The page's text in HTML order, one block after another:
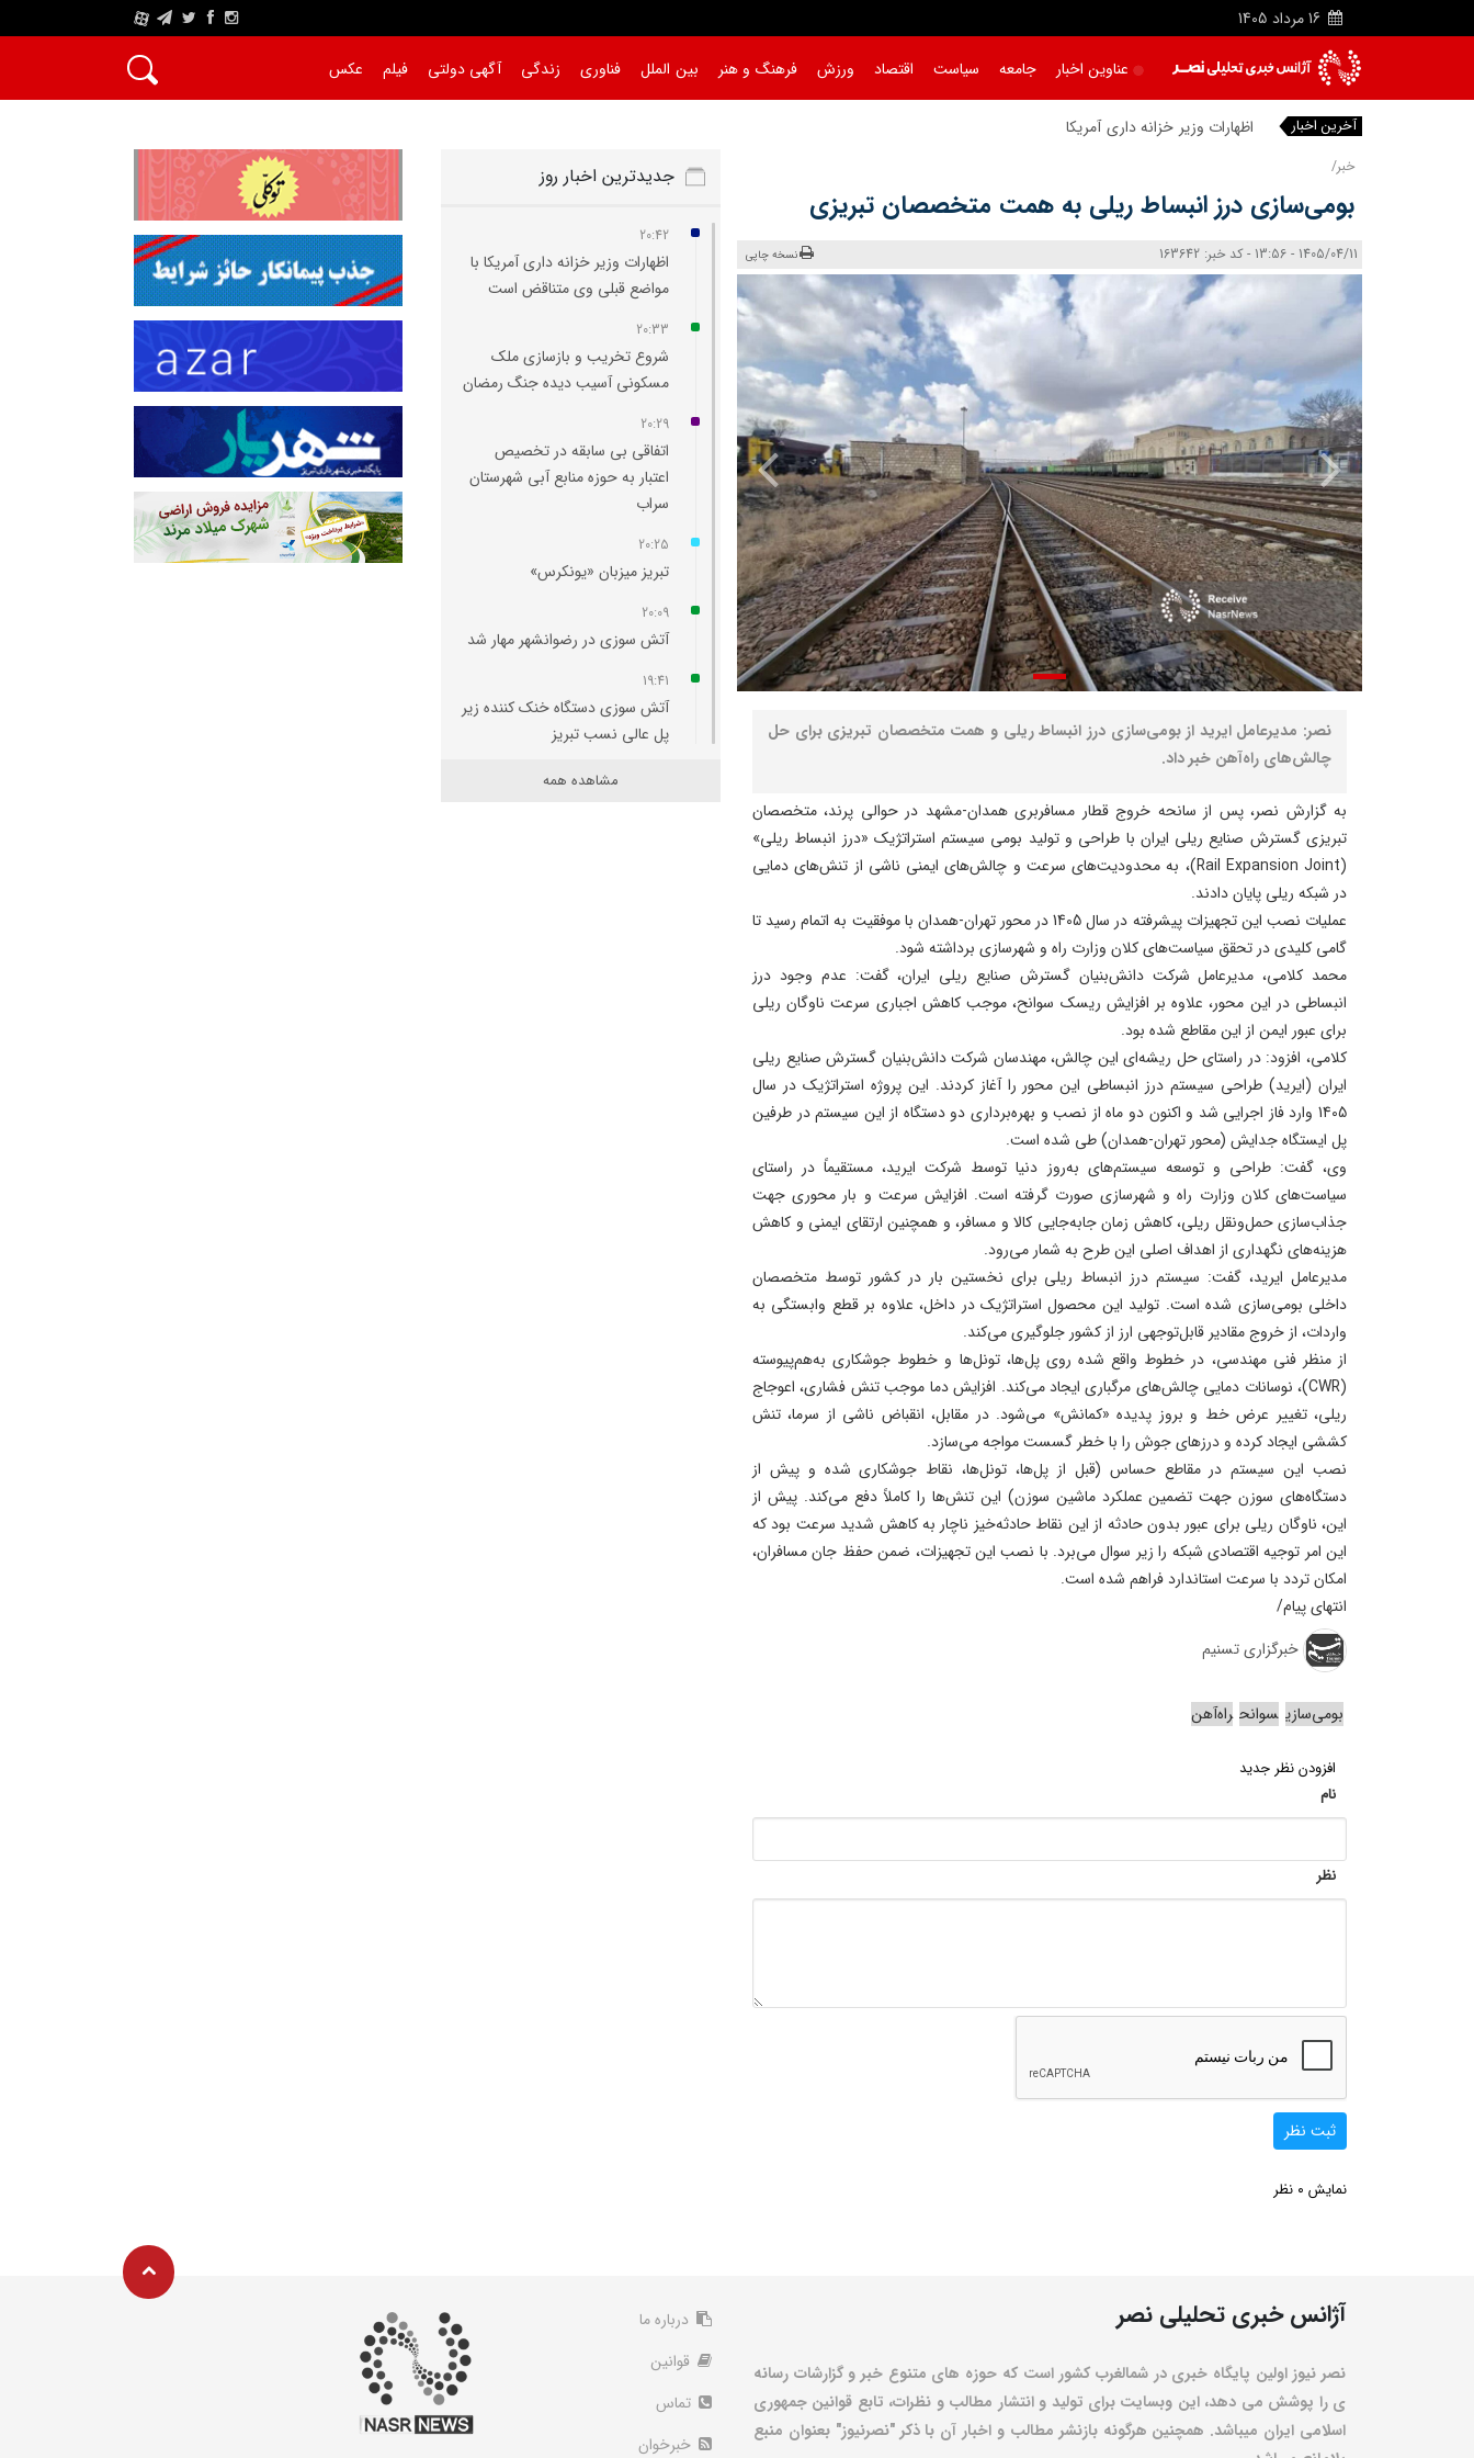
16 مرداد 1405
A
عناوین اخبار جامعه سیاست اقتصاد ورزش فرهنگ و هنر بین الملل فناوری زندگی آگهی دولتی فیلم عکس
آخرین اخبار اظهارات وزیر خزانه‌ داری آمریکا با مواضع قبل
خبر/
بومی‌سازی درز انبساط ریلی به همت متخصصان تبریزی
1405/04/11 - 13:56 - کد خبر: 163642 نسخه چاپی
نصر: مدیرعامل ایرید از بومی‌سازی درز انبساط ریلی و همت متخصصان تبریزی برای حل
چالش‌های راه‌آهن خبر داد.
به گزارش نصر، پس از سانحه خروج قطار مسافربری همدان-مشهد در حوالی پرند، متخصصان
تبریزی گسترش صنایع ریلی ایران با طراحی و تولید بومی سیستم استراتژیک «درز انبساط ریلی»
(Rail Expansion Joint)، به محدودیت‌های سرعت و چالش‌های ایمنی ناشی از تنش‌های دمایی
در شبکه ریلی پایان دادند.
عملیات نصب این تجهیزات پیشرفته در سال 1405 در محور تهران-همدان با موفقیت به اتمام رسید تا
گامی کلیدی در تحقق سیاست‌های کلان وزارت راه و شهرسازی برداشته شود.
محمد ‌کلامی، مدیرعامل شرکت دانش‌بنیان گسترش صنایع ریلی ایران، گفت: عدم وجود درز
انبساطی در این محور، علاوه بر افزایش ریسک سوانح، موجب کاهش اجباری سرعت ناوگان ریلی
برای عبور ایمن از این مقاطع شده بود.
کلامی، افزود: در راستای حل ریشه‌ای این چالش، مهندسان شرکت دانش‌بنیان گسترش صنایع ریلی
ایران (ایرید) طراحی سیستم درز انبساطی این محور را آغاز کردند. این پروژه استراتژیک در سال
1405 وارد فاز اجرایی شد و اکنون دو ماه از نصب و بهره‌برداری دو دستگاه از این سیستم در طرفین
پل ایستگاه جدایش (محور تهران-همدان) طی شده است.
وی، گفت: طراحی و توسعه سیستم‌های به‌روز دنیا توسط شرکت ایرید، مستقیماً در راستای
سیاست‌های کلان وزارت راه و شهرسازی صورت گرفته است. افزایش سرعت و بار محوری جهت
جذاب‌سازی حمل‌ونقل ریلی، کاهش زمان جابه‌جایی کالا و مسافر، و همچنین ارتقای ایمنی و کاهش
هزینه‌های نگهداری از اهداف اصلی این طرح به شمار می‌رود.
مدیرعامل ایرید، گفت: سیستم درز انبساط ریلی برای نخستین بار در کشور توسط متخصصان
داخلی بومی‌سازی شده است. تولید این محصول استراتژیک در داخل، علاوه بر قطع وابستگی به
واردات، از خروج مقادیر قابل‌توجهی ارز از کشور جلوگیری می‌کند.
از منظر فنی مهندسی، در خطوط واقع شده روی پل‌ها، تونل‌ها و خطوط جوشکاری به‌هم‌پیوسته
(CWR)، نوسانات دمایی چالش‌های مرگباری ایجاد می‌کند. افزایش دما موجب تنش فشاری، اعوجاج
ریلی، تغییر عرض خط و بروز پدیده «کمانش» می‌شود. در مقابل، انقباض ناشی از سرما، تنش
کششی ایجاد کرده و درزهای جوش را با خطر گسست مواجه می‌سازد.
نصب این سیستم در مقاطع حساس (قبل از پل‌ها، تونل‌ها، نقاط جوشکاری شده و پیش از
دستگاه‌های سوزن جهت تضمین عملکرد ماشین سوزن) این تنش‌ها را کاملاً دفع می‌کند. پیش از
این، ناوگان ریلی برای عبور بدون حادثه از این نقاط حادثه‌خیز ناچار به کاهش شدید سرعت بود که
این امر توجیه اقتصادی شبکه را زیر سوال می‌برد. با نصب این تجهیزات، ضمن حفظ جان مسافران،
امکان تردد با سرعت استاندارد فراهم شده است.
انتهای پیام/
خبرگزاری تسنیم
بومی‌سازی سوانح راه‌آهن
افزودن نظر جدید
نام
نظر
ثبت نظر
نمایش 0 نظر
جدیدترین اخبار روز
20:42
اظهارات وزیر خزانه‌ داری آمریکا با
مواضع قبلی وی متناقض است
20:33
شروع تخریب و بازسازی ملک
مسکونی آسیب‌ دیده جنگ رمضان
20:29
اتفاقی بی سابقه در تخصیص
اعتبار به حوزه منابع آبی شهرستان
سراب
20:25
تبریز میزبان «یونکرس»
20:09
آتش سوزی در رضوانشهر مهار شد
19:41
آتش‌ سوزی دستگاه خنک‌ کننده زیر
پل عالی‌ نسب تبریز
مشاهده همه
آژانس خبری تحلیلی نصر
نصر نیوز اولین پایگاه خبری در شمالغرب کشور است که حوزه های متنوع خبر و گزارشات رسانه
ی را پوشش می دهد، این وبسایت برای تولید و انتشار مطالب و نظرات، تابع قوانین جمهوری
اسلامی ایران میباشد. همچنین هرگونه بازنشر مطالب و اخبار آن با ذکر "نصرنیوز" بعنوان منبع
درباره ما
قوانین
تماس
خبرخوان